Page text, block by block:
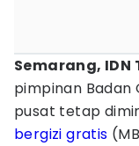
Semarang, IDN
pimpinan Badan
pusat tetap
bergizi gratis